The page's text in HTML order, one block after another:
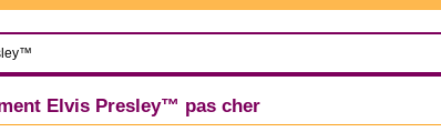
Elvis Presley™ pas cher